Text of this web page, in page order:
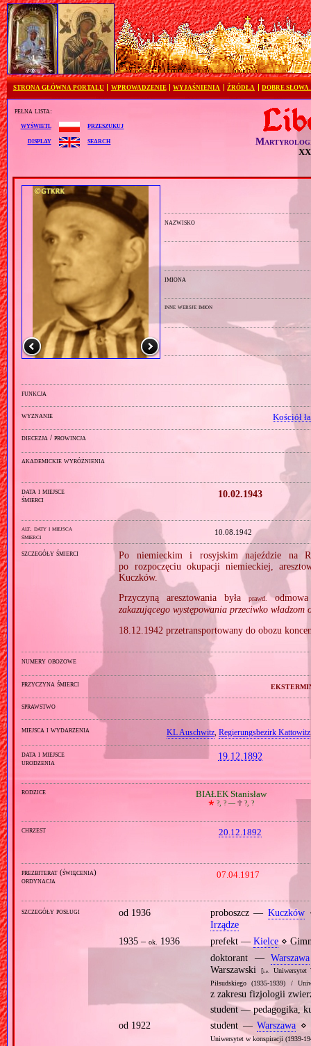
STRONA GŁÓWNA PORTALU WPROWADZENIE WYJAŚNIENIA ŹRÓDŁA DOBRE
pełna lista:
wyświetl
przeszukuj
display
search
nazwisko
imiona
inne wersje imion
funkcja
wyznanie Kościół
diecezja / prowincja
akademickie wyróżnienia
data i miejsce
śmierci
10.02.1943
alt. daty i miejsca
śmierci
10.08.1942
szczegóły śmierci
Po niemieckim i rosyjskim najeździe na
po rozpoczęciu okupacji niemieckiej,
Kuczków.
Przyczyną aresztowania byłaprawd. odmowa
zakazującego występowania przeciwko
18.12.1942 przetransportowany do obozu
numery obozowe
przyczyna śmierci
sprawstwo
miejsca i wydarzenia KL Auschwitz, Regierungsbezirk Kattowitz
data i miejsce
urodzenia
19.12.1892
rodzice BIAŁEK Stanisław
🞲 ?, ? — 🕆?, ?
chrzest 20.12.1892
prezbiterat (święcenia)
ordynacja
07.04.1917
szczegóły posługi od 1936 proboszcz —Kuczków
Irządze
1935 –ok. 1936 prefekt — Kielce⋄
doktorant —Warszawa
Warszawski
[i.e.
Uniwersytet
Piłsudskiego (1935‐1939) /
z zakresu fizjologii
student — pedagogika,
od 1922
student —Warszawa ⋄
Uniwersytet w konspiracji